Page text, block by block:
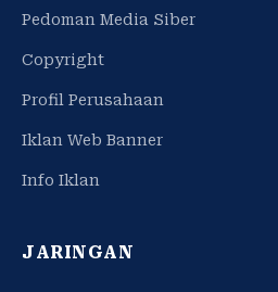
Pedoman Media Siber
Copyright
Profil Perusahaan
Iklan Web Banner
Info Iklan
JARINGAN